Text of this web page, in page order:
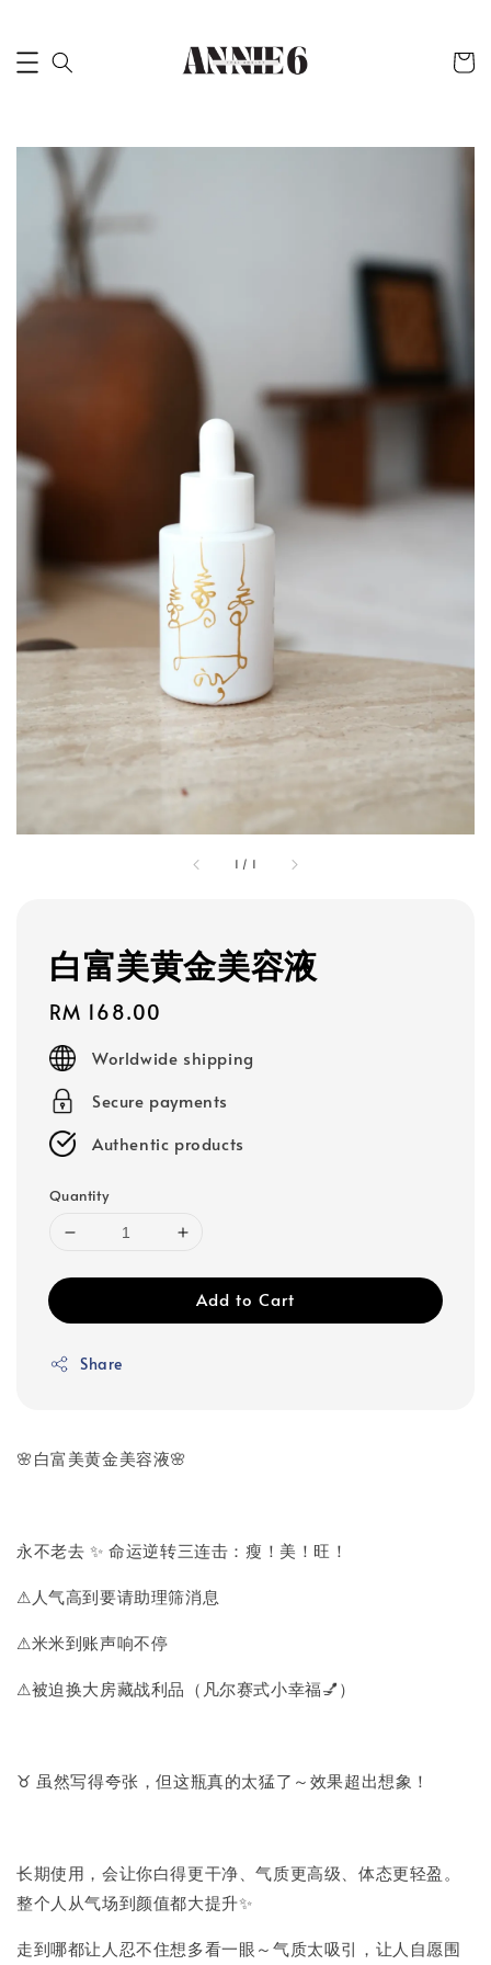
1 / 1
白富美黄金美容液
Regular
price
RM 168.00
Worldwide shipping
Secure payments
Authentic products
Quantity
Add to Cart
Share
🌸白富美黄金美容液🌸
永不老去 ✨ 命运逆转三连击：瘦！美！旺！
⚠人气高到要请助理筛消息
⚠米米到账声响不停
⚠被迫换大房藏战利品（凡尔赛式小幸福💅）
♉ 虽然写得夸张，但这瓶真的太猛了～效果超出想象！
长期使用，会让你白得更干净、气质更高级、体态更轻盈。
整个人从气场到颜值都大提升✨
走到哪都让人忍不住想多看一眼～气质太吸引，让人自愿围